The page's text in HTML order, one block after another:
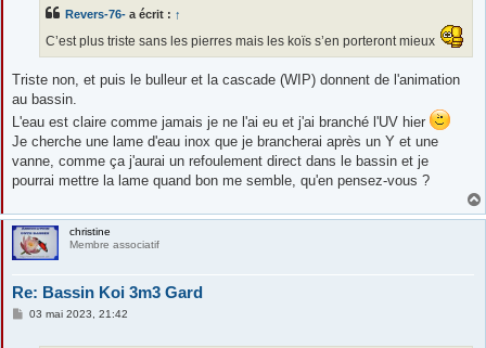
Revers-76- a écrit : ↑
C’est plus triste sans les pierres mais les koïs s’en porteront mieux
Triste non, et puis le bulleur et la cascade (WIP) donnent de l'animation
au bassin.
L'eau est claire comme jamais je ne l'ai eu et j'ai branché l'UV hier
Je cherche une lame d'eau inox que je brancherai après un Y et une
vanne, comme ça j'aurai un refoulement direct dans le bassin et je
pourrai mettre la lame quand bon me semble, qu'en pensez-vous ?
christine
Membre associatif
Re: Bassin Koi 3m3 Gard
M03 mai 2023, 21:42